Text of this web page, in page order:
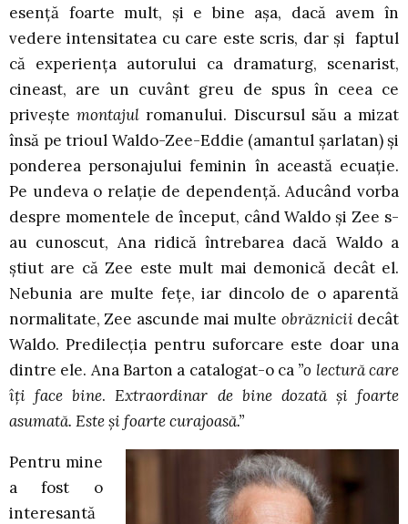
esență foarte mult, și e bine așa, dacă avem în
vedere intensitatea cu care este scris, dar și faptul
că experiența autorului ca dramaturg, scenarist,
cineast, are un cuvânt greu de spus în ceea ce
priveștemontajulromanului. Discursul său a mizat
însă pe trioul Waldo-Zee-Eddie (amantul șarlatan) și
ponderea personajului feminin în această ecuație.
Pe undeva o relație de dependență. Aducând vorba
despre momentele de început, când Waldo și Zee s-
au cunoscut, Ana ridică întrebarea dacă Waldo a
știut are că Zee este mult mai demonică decât el.
Nebunia are multe fețe, iar dincolo de o aparentă
normalitate, Zee ascunde mai multe obrăznicii decât
Waldo. Predilecția pentru suforcare este doar una
dintre ele. Ana Barton a catalogat-o ca ”o lectură care
îți face bine.Extraordinar de bine dozată și foarte
asumată. Este și foarte curajoasă.”
Pentru mine
a fost o
interesantă